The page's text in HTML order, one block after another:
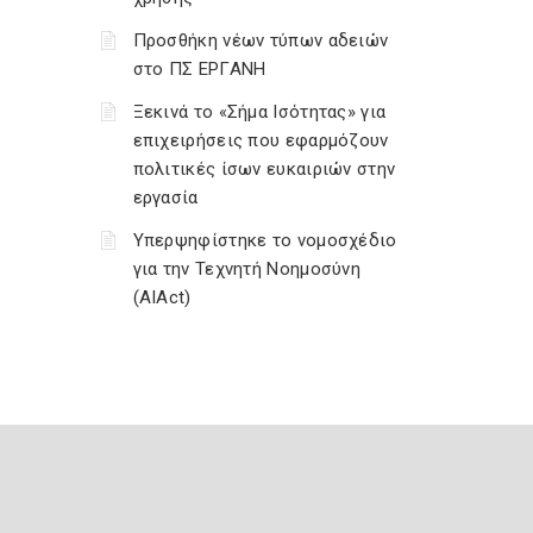
Προσθήκη νέων τύπων αδειών
στο ΠΣ ΕΡΓΑΝΗ
Ξεκινά το «Σήμα Ισότητας» για
επιχειρήσεις που εφαρμόζουν
πολιτικές ίσων ευκαιριών στην
εργασία
Υπερψηφίστηκε το νομοσχέδιο
για την Τεχνητή Νοημοσύνη
(AIAct)